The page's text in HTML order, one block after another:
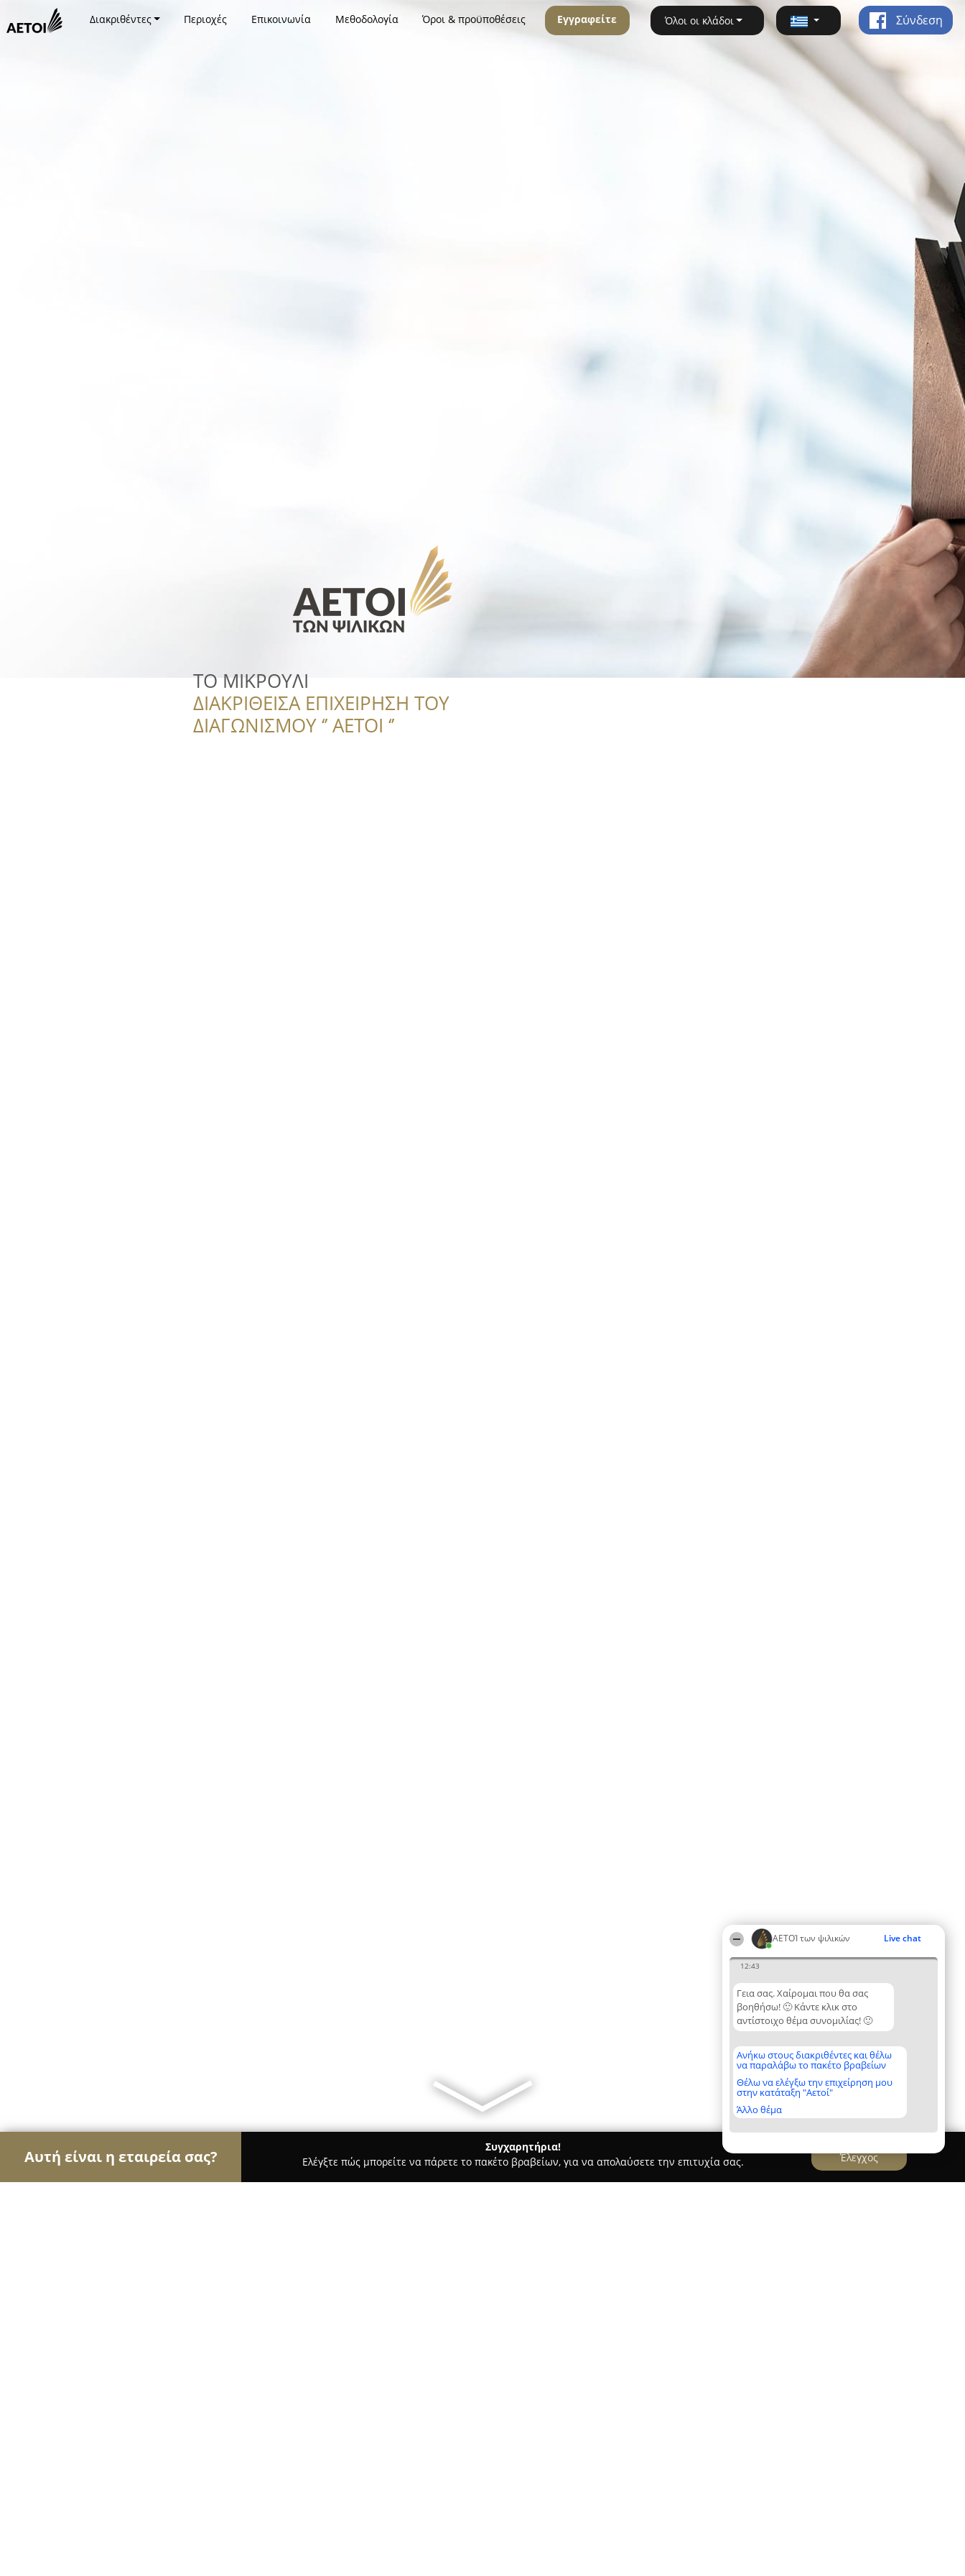
ΑΕΤΟΊ των ψιλικών Live chat
12:43
Γεια σας. Χαίρομαι που θα σας
βοηθήσω! 🙂 Κάντε κλικ στο
αντίστοιχο θέμα συνομιλίας! 🙂
Ανήκω στους διακριθέντες και θέλω
να παραλάβω το πακέτο βραβείων
Θέλω να ελέγξω την επιχείρηση μου
στην κατάταξη "Αετοί"
Άλλο θέμα
Διακριθέντες Περιοχές Επικοινωνία Μεθοδολογία Όροι & προϋποθέσεις Εγγραφείτε Όλοι οι κλάδοι Σύνδεση
ΤΟ ΜΙΚΡΟΥΛΙ
ΔΙΑΚΡΙΘΕΙΣΑ ΕΠΙΧΕΙΡΗΣΗ ΤΟΥ
ΔΙΑΓΩΝΙΣΜΟΥ ‘’ ΑΕΤΟΙ ‘’
Αυτή είναι η εταιρεία σας?
Συγχαρητήρια!
Ελέγξτε πώς μπορείτε να πάρετε το πακέτο βραβείων, για να απολαύσετε την επιτυχία σας.
Έλεγχος